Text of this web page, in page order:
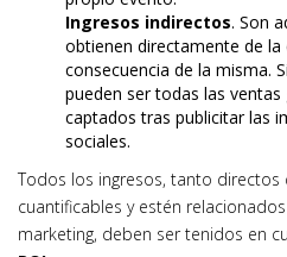
Ingresos indirectos. Son
obtienen directamente de
consecuencia de la misma.
pueden ser todas las
captados tras publicitar las
sociales.
Todos los ingresos, tanto
cuantificables y estén
marketing, deben ser tenidos en